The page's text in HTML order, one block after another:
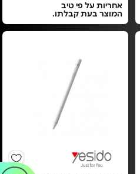
אחריות על פי טיב
המוצר בעת קבלתו.